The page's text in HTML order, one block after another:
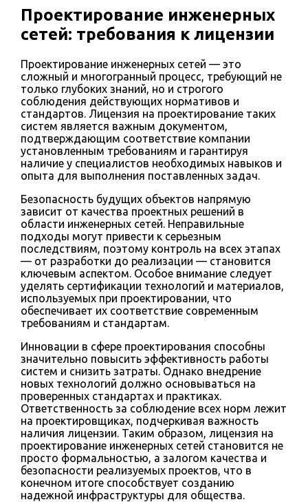
Проектирование инженерных
сетей: требования к лицензии
Проектирование инженерных сетей — это
сложный и многогранный процесс, требующий не
только глубоких знаний, но и строгого
соблюдения действующих нормативов и
стандартов. Лицензия на проектирование таких
систем является важным документом,
подтверждающим соответствие компании
установленным требованиям и гарантируя
наличие у специалистов необходимых навыков и
опыта для выполнения поставленных задач.
Безопасность будущих объектов напрямую
зависит от качества проектных решений в
области инженерных сетей. Неправильные
подходы могут привести к серьезным
последствиям, поэтому контроль на всех этапах
— от разработки до реализации — становится
ключевым аспектом. Особое внимание следует
уделять сертификации технологий и материалов,
используемых при проектировании, что
обеспечивает их соответствие современным
требованиям и стандартам.
Инновации в сфере проектирования способны
значительно повысить эффективность работы
систем и снизить затраты. Однако внедрение
новых технологий должно основываться на
проверенных стандартах и практиках.
Ответственность за соблюдение всех норм лежит
на проектировщиках, подчеркивая важность
наличия лицензии. Таким образом, лицензия на
проектирование инженерных сетей становится не
просто формальностью, а залогом качества и
безопасности реализуемых проектов, что в
конечном итоге способствует созданию
надежной инфраструктуры для общества.